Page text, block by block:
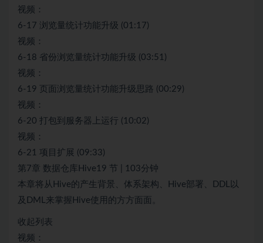
视频：
6-17 浏览量统计功能升级 (01:17)
视频：
6-18 省份浏览量统计功能升级 (03:51)
视频：
6-19 页面浏览量统计功能升级思路 (00:29)
视频：
6-20 打包到服务器上运行 (10:02)
视频：
6-21 项目扩展 (09:33)
第7章 数据仓库Hive19 节 | 103分钟
本章将从Hive的产生背景、体系架构、Hive部署、DDL以
及DML来掌握Hive使用的方方面面。
收起列表
视频：